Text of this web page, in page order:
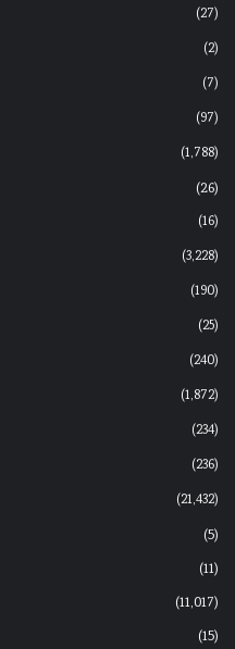
(27)
(2)
(7)
(97)
(1,788)
(26)
(16)
(3,228)
(190)
(25)
(240)
(1,872)
(234)
(236)
(21,432)
(5)
(11)
(11,017)
(15)